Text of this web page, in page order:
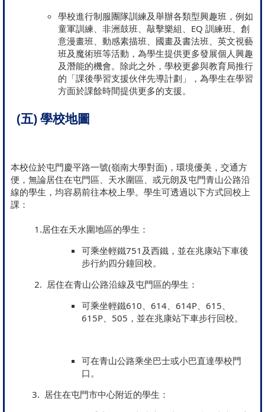
學校進行制服團隊訓練及舉辦各類型興趣班，例如
童軍訓練、非洲鼓班、敲擊樂組、EQ 訓練班、創
意漫畫班、動感素描班、國畫及書法班、英文視藝
班及魔術班等活動，為學生提供更多發展個人興趣
及潛能的機會。除此之外，學校更參與教育局推行
的「課後學習支援伙伴先導計劃」，為學生在學習
方面於課餘時間提供更多的支援。
(五) 學校地圖
本校位於屯門慶平路一號(嶺南大學對面)，環境優美，交通方
便，無論居住在屯門區、天水圍區、或元朗及屯門青山公路沿
線的學生，均容易前往本校上學。學生可透過以下方式回校上
課：
1.居住在天水圍地區的學生：
可乘坐輕鐵751及西鐵，並在兆康站下車後
步行約四分鐘回校。
2. 居住在青山公路沿線及屯門區的學生：
可乘坐輕鐵610、614、614P、615、
615P、505，並在兆康站下車步行回校。
可在青山公路乘坐巴士或小巴直達學校門
口。
3. 居住在屯門市中心附近的學生：